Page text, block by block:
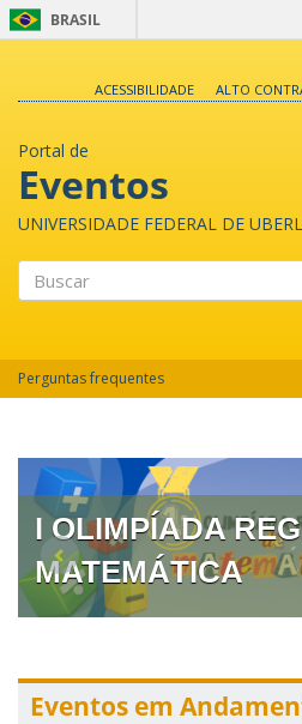
BRASIL
ACESSIBILIDADE
ALTO
Portal de
Eventos
UNIVERSIDADE FEDERAL DE
Perguntas frequentes
I OLIMPÍADA
MATEMÁTICA
Eventos em